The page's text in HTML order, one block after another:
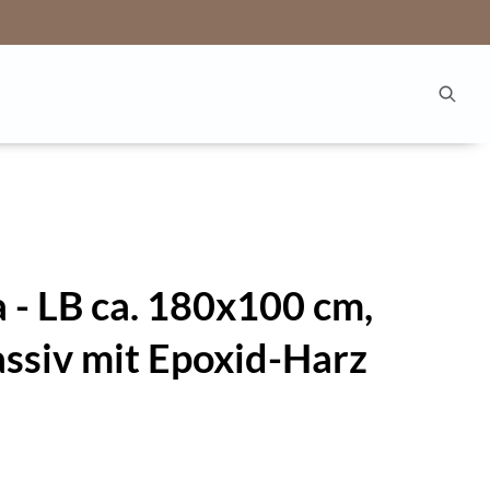
LB ca. 180x100 cm,
mit Epoxid-Harz